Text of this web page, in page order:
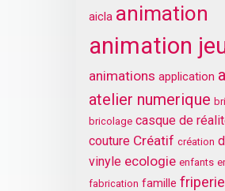
aicla animation
animation
animations application
atelier numerique
bricolage casque de
couture Créatif création
vinyle ecologie enfants
fabrication famille friperie